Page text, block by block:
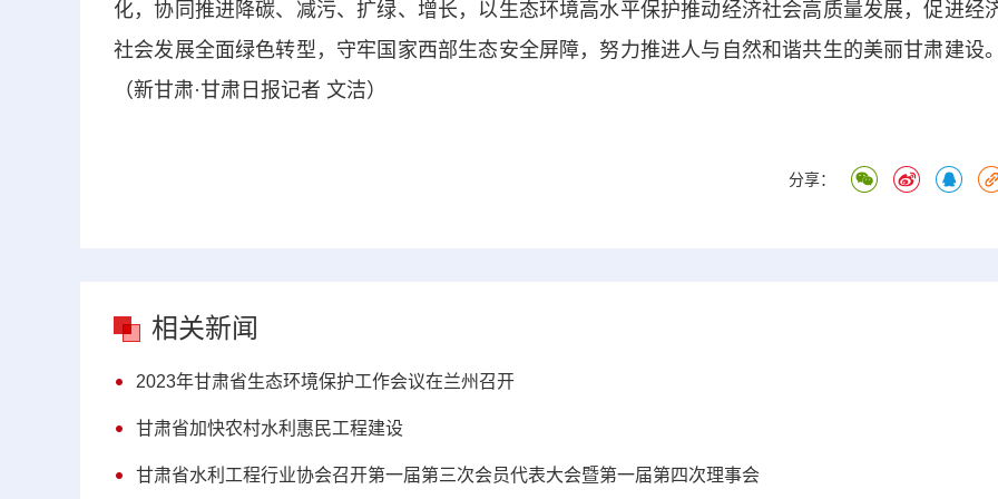
化，协同推进降碳、减污、扩绿、增长，以生态环境高水平保护推动经济社会高质量发展，促进经
社会发展全面绿色转型，守牢国家西部生态安全屏障，努力推进人与自然和谐共生的美丽甘肃建设
（新甘肃·甘肃日报记者 文洁）
分享：
相关新闻
2023年甘肃省生态环境保护工作会议在兰州召开
甘肃省加快农村水利惠民工程建设
甘肃省水利工程行业协会召开第一届第三次会员代表大会暨第一届第四次理事会